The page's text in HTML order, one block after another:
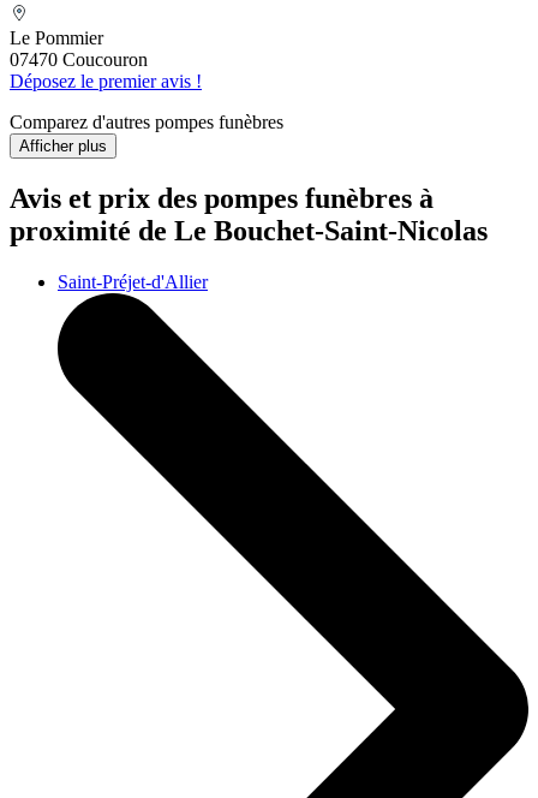
Le Pommier
07470 Coucouron
Déposez le premier avis !
Comparez d'autres pompes funèbres
Afficher plus
Avis et prix des pompes funèbres à
proximité de Le Bouchet-Saint-Nicolas
Saint-Préjet-d'Allier